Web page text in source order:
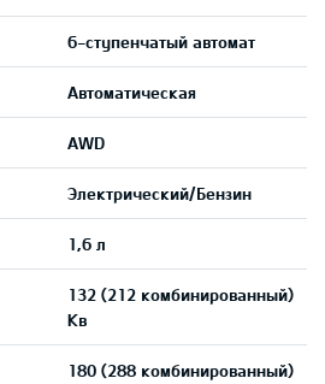
6-ступенчатый автомат
Автоматическая
AWD
Электрический/Бензин
1,6 л
132 (212 комбинированный)
Кв
180 (288 комбинированный)